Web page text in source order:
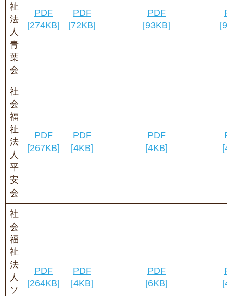
祉
法
人
青
葉
会
PDF
[274KB]
PDF
[72KB]
PDF
[93KB]
社
会
福
祉
法
人
平
安
会
PDF
[267KB]
PDF
[4KB]
PDF
[4KB]
社
会
福
祉
法
人
ソ
PDF
[264KB]
PDF
[4KB]
PDF
[6KB]